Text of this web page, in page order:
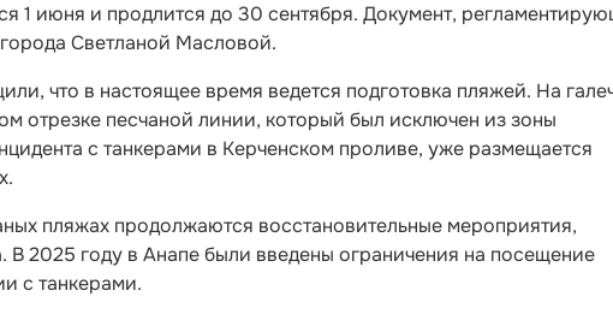
1 июня и продлится до 30 сентября. Документ,
Светланой Масловой.
что в настоящее время ведется подготовка пляжей. На
отрезке песчаной линии, который был исключен из зоны
с танкерами в Керченском проливе, уже размещается
пляжах продолжаются восстановительные мероприятия,
В 2025 году в Анапе были введены ограничения на посещение
с танкерами.